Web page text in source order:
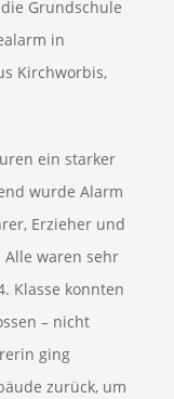
Grundschule
in
Kirchworbis,
ein starker
wurde Alarm
Erzieher und
Alle waren sehr
Klasse konnten
– nicht
ging
zurück, um